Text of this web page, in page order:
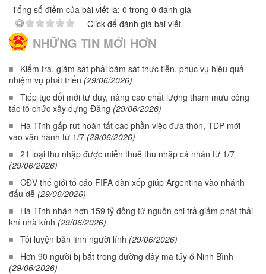
Tổng số điểm của bài viết là: 0 trong 0 đánh giá
Click để đánh giá bài viết
NHỮNG TIN MỚI HƠN
Kiểm tra, giám sát phải bám sát thực tiễn, phục vụ hiệu quả
nhiệm vụ phát triển (29/06/2026)
Tiếp tục đổi mới tư duy, nâng cao chất lượng tham mưu công
tác tổ chức xây dựng Đảng (29/06/2026)
Hà Tĩnh gấp rút hoàn tất các phần việc đưa thôn, TDP mới
vào vận hành từ 1/7 (29/06/2026)
21 loại thu nhập được miễn thuế thu nhập cá nhân từ 1/7
(29/06/2026)
CĐV thế giới tố cáo FIFA dàn xếp giúp Argentina vào nhánh
đấu dễ (29/06/2026)
Hà Tĩnh nhận hơn 159 tỷ đồng từ nguồn chi trả giảm phát thải
khí nhà kính (29/06/2026)
Tôi luyện bản lĩnh người lính (29/06/2026)
Hơn 90 người bị bắt trong đường dây ma túy ở Ninh Bình
(29/06/2026)